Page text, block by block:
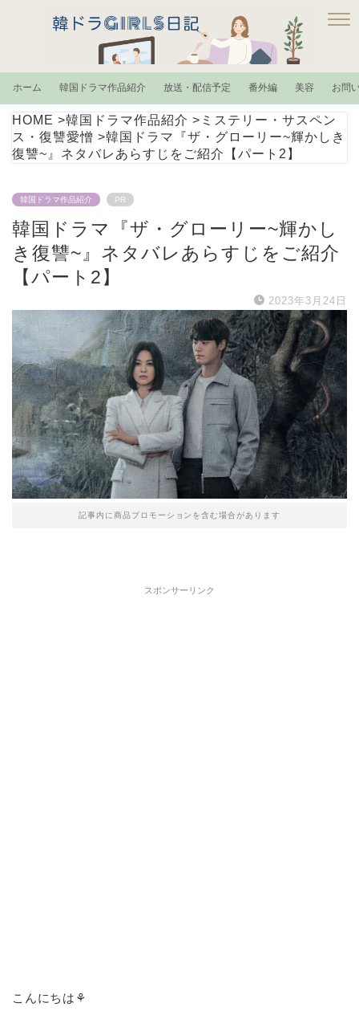
ホーム 韓国ドラマ作品紹介 放送・配信予定 番外編 美容 お問
HOME >韓国ドラマ作品紹介 > ミステリー・サスペン
ス・復讐愛憎 >韓国ドラマ『ザ・グローリー~輝かしき
復讐~』ネタバレあらすじをご紹介【パート2】
韓国ドラマ作品紹介 PR
韓国ドラマ『ザ・グローリー~輝かし
き復讐~』ネタバレあらすじをご紹介
【パート2】
2023年3月24日
記事内に商品プロモーションを含む場合があります
スポンサーリンク
こんにちは⚘